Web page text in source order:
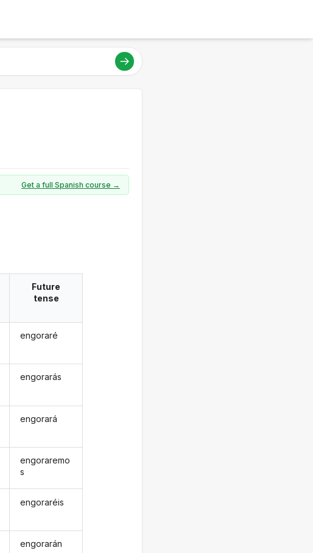
Get a full Spanish course →
Future
tense
engoraré
engorarás
engorará
engoraremo
s
engoraréis
engorarán